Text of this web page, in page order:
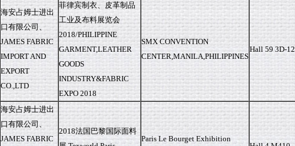
海安占姆士进出
口有限公司、
JAMES FABRIC
IMPORT AND
EXPORT
CO.,LTD
菲律宾制衣、皮革制品
工业及布料展览会
2018/PHILIPPINE
GARMENT,LEATHER
GOODS
INDUSTRY&FABRIC
EXPO 2018
SMX CONVENTION
CENTER,MANILA,PHILIPPINES
Hall 59 3D-12
海安占姆士进出
口有限公司、
JAMES FABRIC
2018法国巴黎国际面料
Paris Le Bourget Exhibition